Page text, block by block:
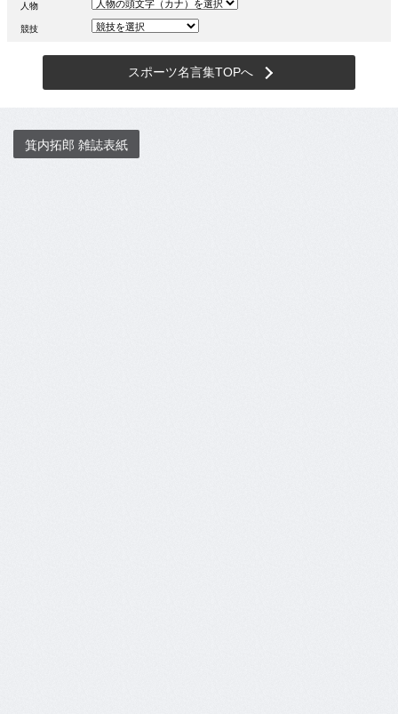
人物
競技
スポーツ名言集TOPへ
箕内拓郎 雑誌表紙